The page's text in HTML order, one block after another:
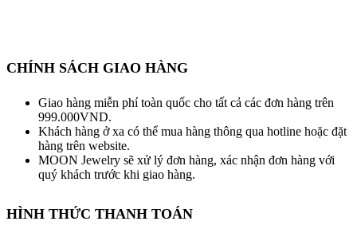
CHÍNH SÁCH GIAO HÀNG
Giao hàng miễn phí toàn quốc cho tất cả các đơn hàng trên
999.000VND.
Khách hàng ở xa có thể mua hàng thông qua hotline hoặc đặt
hàng trên website.
MOON Jewelry sẽ xử lý đơn hàng, xác nhận đơn hàng với
quý khách trước khi giao hàng.
HÌNH THỨC THANH TOÁN